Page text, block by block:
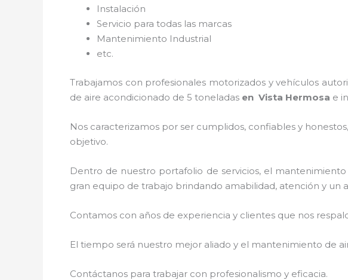
Instalación
Servicio para todas las marcas
Mantenimiento Industrial
etc.
Trabajamos con profesionales motorizados y vehículos
de aire acondicionado de 5 toneladas en Vista Hermosa e
Nos caracterizamos por ser cumplidos, confiables y
objetivo.
Dentro de nuestro portafolio de servicios, el mantenimiento
gran equipo de trabajo brindando amabilidad, atención y un
Contamos con años de experiencia y clientes que nos
El tiempo será nuestro mejor aliado y el mantenimiento de
Contáctanos para trabajar con profesionalismo y eficacia.